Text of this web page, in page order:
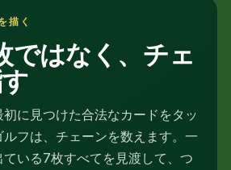
描く
ではなく、チェ
に見つけた合法なカードをタッ
フは、チェーンを数えます。一
いる7枚すべてを見渡して、つ